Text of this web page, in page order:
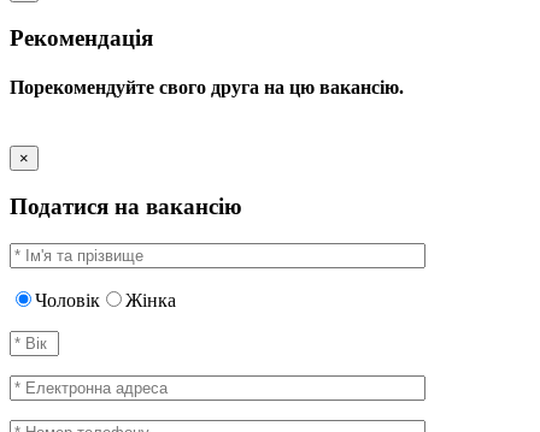
Рекомендація
Порекомендуйте свого друга на цю вакансію.
×
Податися на вакансію
Чоловік Жінка